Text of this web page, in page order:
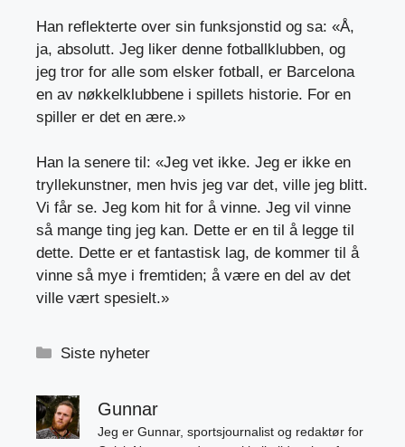
Han reflekterte over sin funksjonstid og sa: «Å,
ja, absolutt. Jeg liker denne fotballklubben, og
jeg tror for alle som elsker fotball, er Barcelona
en av nøkkelklubbene i spillets historie. For en
spiller er det en ære.»
Han la senere til: «Jeg vet ikke. Jeg er ikke en
tryllekunstner, men hvis jeg var det, ville jeg blitt.
Vi får se. Jeg kom hit for å vinne. Jeg vil vinne
så mange ting jeg kan. Dette er en til å legge til
dette. Dette er et fantastisk lag, de kommer til å
vinne så mye i fremtiden; å være en del av det
ville vært spesielt.»
Kategorier
Siste nyheter
Gunnar
Jeg er Gunnar, sportsjournalist og redaktør for